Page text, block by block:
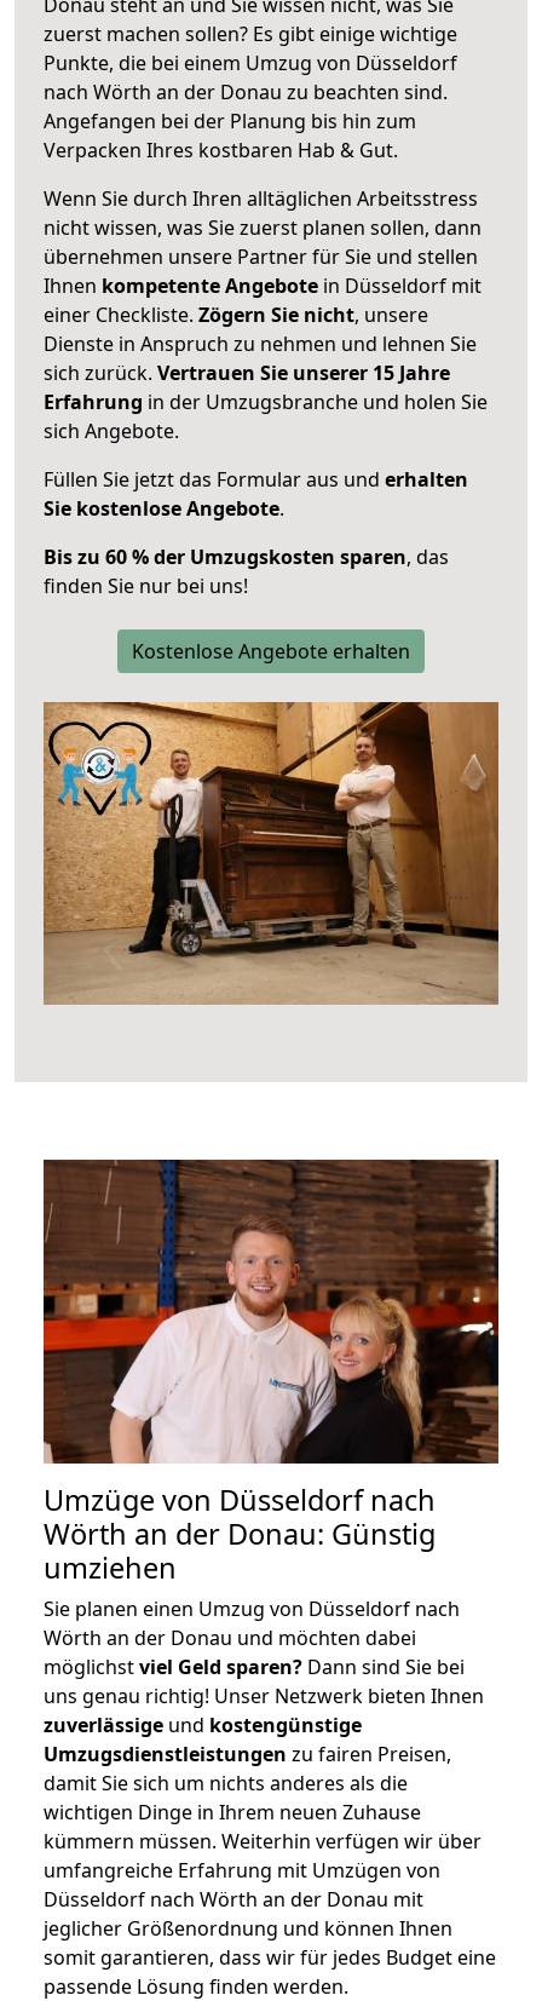
zuerst machen sollen? Es gibt einige wichtige
Punkte, die bei einem Umzug von Düsseldorf
nach Wörth an der Donau zu beachten sind.
Angefangen bei der Planung bis hin zum
Verpacken Ihres kostbaren Hab & Gut.
Wenn Sie durch Ihren alltäglichen Arbeitsstress
nicht wissen, was Sie zuerst planen sollen, dann
übernehmen unsere Partner für Sie und stellen
Ihnen kompetente Angebote in Düsseldorf mit
einer Checkliste. Zögern Sie nicht, unsere
Dienste in Anspruch zu nehmen und lehnen Sie
sich zurück. Vertrauen Sie unserer 15 Jahre
Erfahrung in der Umzugsbranche und holen Sie
sich Angebote.
Füllen Sie jetzt das Formular aus und erhalten
Sie kostenlose Angebote.
Bis zu 60 % der Umzugskosten sparen, das
finden Sie nur bei uns!
Kostenlose Angebote erhalten
Umzüge von Düsseldorf nach
Wörth an der Donau: Günstig
umziehen
Sie planen einen Umzug von Düsseldorf nach
Wörth an der Donau und möchten dabei
möglichstviel Geld sparen? Dann sind Sie bei
uns genau richtig! Unser Netzwerk bieten Ihnen
zuverlässige und kostengünstige
Umzugsdienstleistungen zu fairen Preisen,
damit Sie sich um nichts anderes als die
wichtigen Dinge in Ihrem neuen Zuhause
kümmern müssen. Weiterhin verfügen wir über
umfangreiche Erfahrung mit Umzügen von
Düsseldorf nach Wörth an der Donau mit
jeglicher Größenordnung und können Ihnen
somit garantieren, dass wir für jedes Budget eine
passende Lösung finden werden.